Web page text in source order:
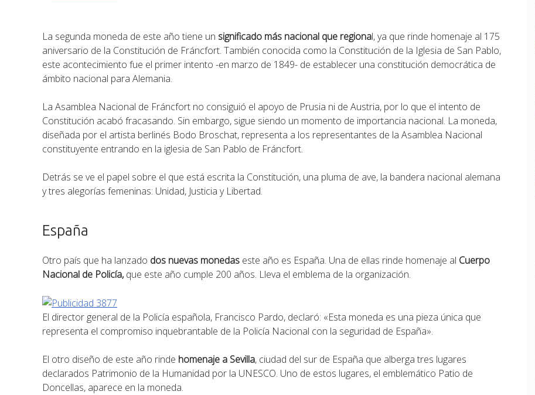
La segunda moneda de este año tiene un significado más nacional que regional, ya que rinde homenaje al 175
aniversario de la Constitución de Fráncfort. También conocida como la Constitución de la Iglesia de San Pablo,
este acontecimiento fue el primer intento -en marzo de 1849- de establecer una constitución democrática de
ámbito nacional para Alemania.
La Asamblea Nacional de Fráncfort no consiguió el apoyo de Prusia ni de Austria, por lo que el intento de
Constitución acabó fracasando. Sin embargo, sigue siendo un momento de importancia nacional. La moneda,
diseñada por el artista berlinés Bodo Broschat, representa a los representantes de la Asamblea Nacional
constituyente entrando en la iglesia de San Pablo de Fráncfort.
Detrás se ve el papel sobre el que está escrita la Constitución, una pluma de ave, la bandera nacional alemana
y tres alegorías femeninas: Unidad, Justicia y Libertad.
España
Otro país que ha lanzado dos nuevas monedas este año es España. Una de ellas rinde homenaje al Cuerpo
Nacional de Policía, que este año cumple 200 años. Lleva el emblema de la organización.
El director general de la Policía española, Francisco Pardo, declaró: «Esta moneda es una pieza única que
representa el compromiso inquebrantable de la Policía Nacional con la seguridad de España».
El otro diseño de este año rinde homenaje a Sevilla, ciudad del sur de España que alberga tres lugares
declarados Patrimonio de la Humanidad por la UNESCO. Uno de estos lugares, el emblemático Patio de
Doncellas, aparece en la moneda.